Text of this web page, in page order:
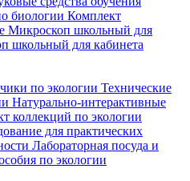
биологии Комплект
Микроскоп школьный для
школьный для кабинета
по экологии Технические
Натурально-интерактивные
коллекций по экологии
для практических
Лабораторная посуда и
по экологии